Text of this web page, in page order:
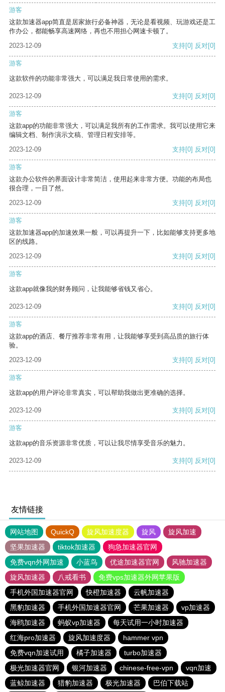
游客
这款加速器app简直是居家旅行必备神器，无论是看视频、玩游戏还是工
作办公，都能畅享高速网络，再也不用担心网速卡顿了。
2023-12-09
支持[0] 反对[0]
游客
这款软件的功能非常强大，可以满足我日常使用的需求。
2023-12-09 支持[0] 反对[0]
游客
这款app的功能非常强大，可以满足我所有的工作需求。我可以使用它来
编辑文档、制作演示文稿、管理日程安排等。
2023-12-09
支持[0] 反对[0]
游客
这款办公软件的界面设计非常简洁，使用起来非常方便。功能的布局也
很合理，一目了然。
2023-12-09
支持[0] 反对[0]
游客
这款加速器app的加速效果一般，可以再提升一下，比如能够支持更多地
区的线路。
2023-12-09
支持[0] 反对[0]
游客
这款app就像我的财务顾问，让我能够省钱又省心。
2023-12-09 支持[0] 反对[0]
游客
这款app的酒店、餐厅推荐非常有用，让我能够享受到高品质的旅行体
验。
2023-12-09
支持[0] 反对[0]
游客
这款app的用户评论非常真实，可以帮助我做出更准确的选择。
2023-12-09 支持[0] 反对[0]
游客
这款app的音乐资源非常优质，可以让我尽情享受音乐的魅力。
2023-12-09 支持[0] 反对[0]
友情链接
网站地图 QuickQ 旋风加速度器 旋风
旋风加速
坚果加速器
tiktok加速器
狗急加速器官网
免费vqn外网加速
小蓝鸟 优途加速器官网
风驰加速器
旋风加速器
八戒看书
免费vps加速器外网苹果版
手机外国加速器官网
快橙加速器
云帆加速器
黑豹加速器
手机外国加速器官网 芒果加速器
vp加速器
海鸥加速器
蚂蚁vp加速器
每天试用一小时加速器
红海pro加速器
旋风加速度器
hammer vpn
免费vqn加速试用
橘子加速器
turbo加速器
极光加速器官网
银河加速器 chinese-free-vpn
vqn加速
蓝鲸加速器
猎豹加速器 极光加速器 巴伯下载站